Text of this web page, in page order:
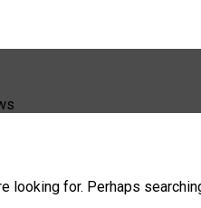
looking for. Perhaps